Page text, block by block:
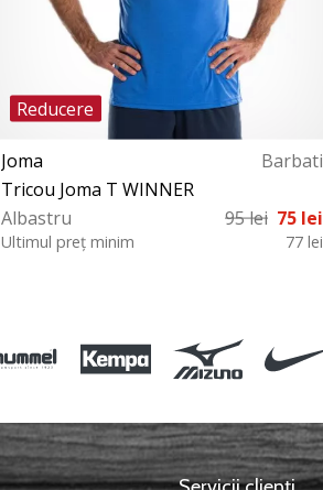
Reducere
Joma
Barbati
Tricou Joma T WINNER
Albastru
95 lei 75 lei
Ultimul preț minim 77 lei